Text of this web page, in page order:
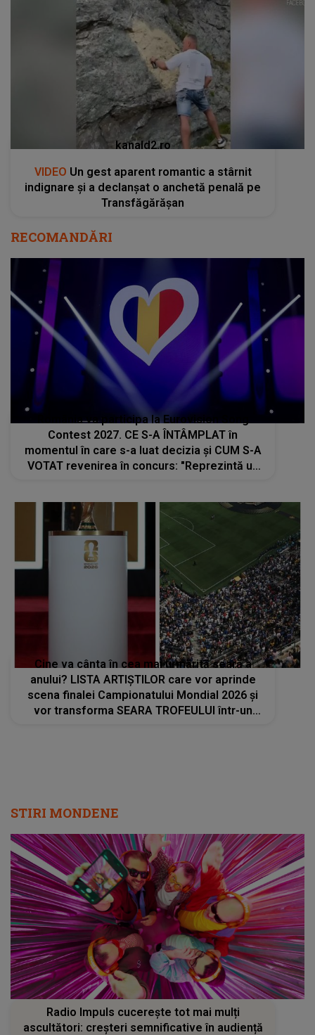
kanald2.ro
VIDEO Un gest aparent romantic a stârnit
indignare și a declanșat o anchetă penală pe
Transfăgărășan
RECOMANDĂRI
România va participa la Eurovision Song
Contest 2027. CE S-A ÎNTÂMPLAT în
momentul în care s-a luat decizia și CUM S-A
VOTAT revenirea în concurs: "Reprezintă un
Cine va cânta în cea mai urmărită seară a
anului? LISTA ARTIȘTILOR care vor aprinde
scena finalei Campionatului Mondial 2026 și
vor transforma SEARA TROFEULUI într-un
STIRI MONDENE
Radio Impuls cucerește tot mai mulți
ascultători: creșteri semnificative în audiență